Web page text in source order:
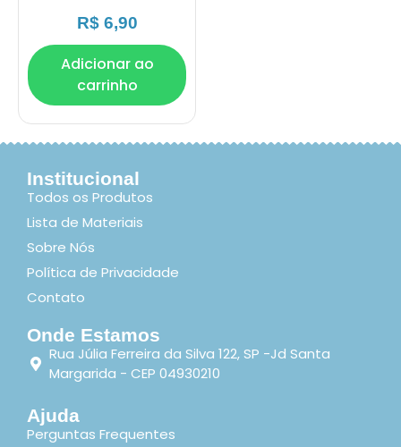
R$6,90
Adicionar ao
carrinho
Institucional
Todos os Produtos
Lista de Materiais
Sobre Nós
Política de Privacidade
Contato
Onde Estamos
Rua Júlia Ferreira da Silva 122, SP -Jd Santa
Margarida - CEP 04930210
Ajuda
Perguntas Frequentes